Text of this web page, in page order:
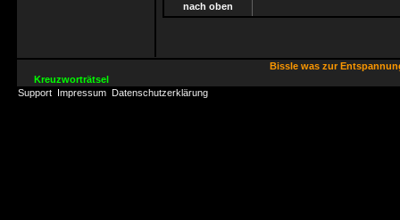
nach oben
Bissle was zur
Kreuzworträtsel
Support Impressum Datenschutzerklärung